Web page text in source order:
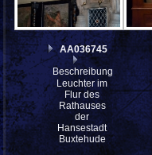
AA036745
Beschreibung:
Leuchter im
Flur des
Rathauses
der
Hansestadt
Buxtehude